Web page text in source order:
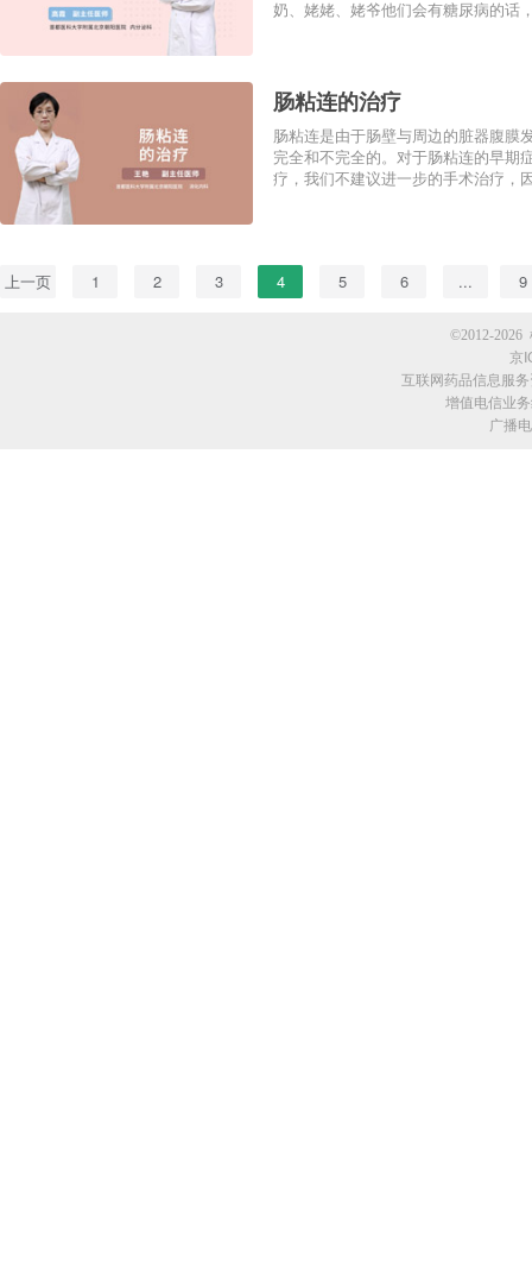
奶、姥姥、姥爷他们会有糖尿病的话
肠粘连的治疗
肠粘连是由于肠壁与周边的脏器腹膜
完全和不完全的。对于肠粘连的早期
疗，我们不建议进一步的手术治疗，
上一页 1 2 3 4 5 6 ... 9
©2012-2026
京
互联网药品信息服
增值电信业
广播